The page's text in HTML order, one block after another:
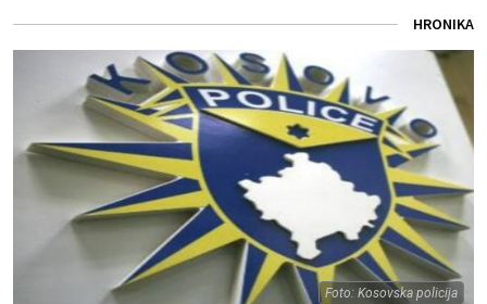
HRONIKA
Foto: Kosovska policija